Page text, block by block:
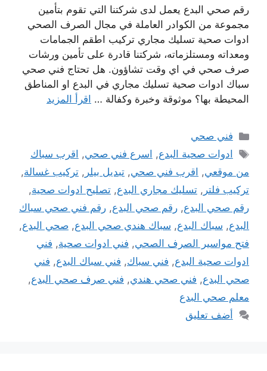
رقم صحي البدع يعمل لدى شركتنا التي تقوم بتأمين
مجموعة من الكوادر العاملة في مجال الصرف الصحي
ادوات صحية تسليك مجاري تركيب اطقم الجمامات
ومعداته ومستلزماته، شركتنا قادرة على تأمين ورشات
صرف صحي في اي وقت تشاؤون. هل تحتاج فني صحي
سباك ادوات صحية تسليك مجاري في البدع او المناطق
المحيطة بها؟ موثوقة وخبرة وكفالة … اقرأ المزيد
التصنيفات
فني صحي
الوسوم
ادوات صحية البدع, اسرع فني صحي, اقرب سباك
من موقعي, اقرب فني صحي, تبديل بيلر , تركيب غسالة,
تركيب فلتر , تسليك مجاري البدع, تصليح ادوات صحية,
رقم صحي البدع, رقم صحي البدع, رقم فني صحي سباك
البدع, سباك البدع, سباك هندي صحي البدع, صحي البدع,
فتح مواسير الصرف الصحي, فني ادوات صحية, فني
ادوات صحية البدع, فني سباك, فني سباك البدع, فني
صحي البدع, فني صحي هندي, فني صرف صحي البدع,
معلم صحي البدع
أضف تعليق